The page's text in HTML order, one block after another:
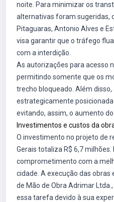
noite. Para minimizar os
alternativas foram sugeridas,
Pitaguaras, Antonio Alves e
visa garantir que o tráfego
com a interdição.
As autorizações para acesso
permitindo somente que os
trecho bloqueado. Além
estrategicamente
evitando, assim, o aumento
Investimentos e custos da
O investimento no projeto de
Gerais totaliza R$ 6,7
comprometimento com a
cidade. A execução das obras
de Mão de Obra Adrimar
essa tarefa devido à sua